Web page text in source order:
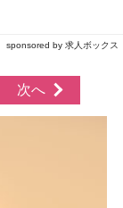
sponsored by 求人ボックス
次へ